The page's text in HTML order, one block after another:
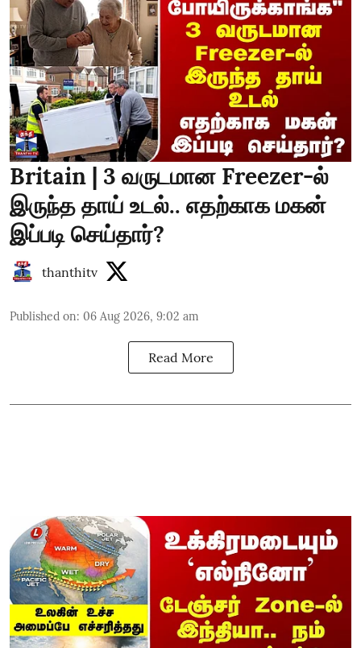
Britain | 3 வருடமான Freezer-ல்
இருந்த தாய் உடல்.. எதற்காக மகன்
இப்படி செய்தார்?
thanthitv
Published on: 06 Aug 2026, 9:02 am
Read More